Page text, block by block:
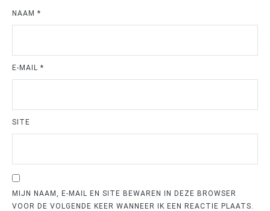
NAAM *
E-MAIL *
SITE
MIJN NAAM, E-MAIL EN SITE BEWAREN IN DEZE BROWSER
VOOR DE VOLGENDE KEER WANNEER IK EEN REACTIE PLAATS.